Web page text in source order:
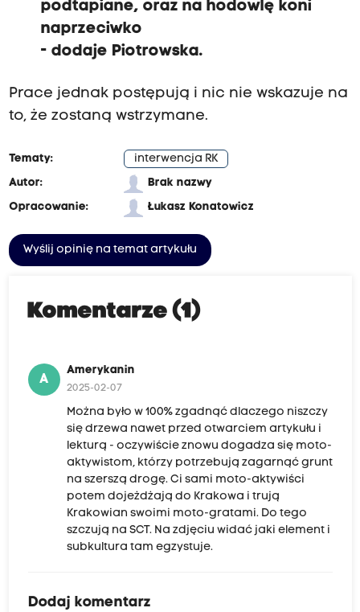
podtapiane, oraz na hodowlę koni
naprzeciwko
- dodaje Piotrowska.
Prace jednak postępują i nic nie wskazuje na
to, że zostaną wstrzymane.
Tematy:
interwencja RK
Autor:
Brak nazwy
Opracowanie:
Łukasz Konatowicz
Wyślij opinię na temat artykułu
Komentarze (1)
A
Amerykanin
2025-02-07
Można było w 100% zgadnąć dlaczego niszczy
się drzewa nawet przed otwarciem artykułu i
lekturą - oczywiście znowu dogadza się moto-
aktywistom, którzy potrzebują zagarnąć grunt
na szerszą drogę. Ci sami moto-aktywiści
potem dojeżdżają do Krakowa i trują
Krakowian swoimi moto-gratami. Do tego
szczują na SCT. Na zdjęciu widać jaki element i
subkultura tam egzystuje.
Dodaj komentarz